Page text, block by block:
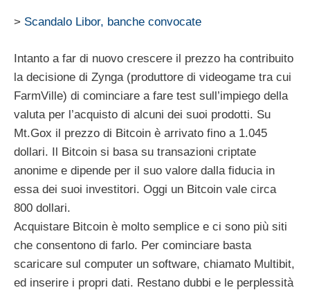
> Scandalo Libor, banche convocate
Intanto a far di nuovo crescere il prezzo ha contribuito
la decisione di Zynga (produttore di videogame tra cui
FarmVille) di cominciare a fare test sull’impiego della
valuta per l’acquisto di alcuni dei suoi prodotti. Su
Mt.Gox il prezzo di Bitcoin è arrivato fino a 1.045
dollari. Il Bitcoin si basa su transazioni criptate
anonime e dipende per il suo valore dalla fiducia in
essa dei suoi investitori. Oggi un Bitcoin vale circa
800 dollari.
Acquistare Bitcoin è molto semplice e ci sono più siti
che consentono di farlo. Per cominciare basta
scaricare sul computer un software, chiamato Multibit,
ed inserire i propri dati. Restano dubbi e le perplessità